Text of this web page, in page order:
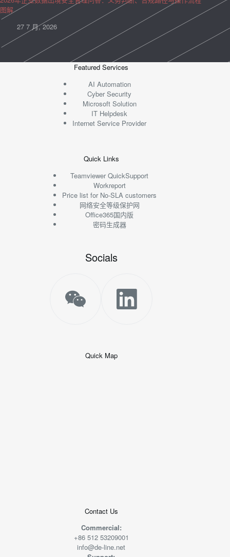
图解
27 7 月, 2026
Featured Services
AI Automation
Cyber Security
Microsoft Solution
IT Helpdesk
Internet Service Provider
Quick Links
Teamviewer QuickSupport
Workreport
Price list for No-SLA customers
网络安全等级保护网
Office365国内版
密码生成器
Socials
Quick Map
Contact Us
Commercial:
+86 512 53209001
info@de-line.net